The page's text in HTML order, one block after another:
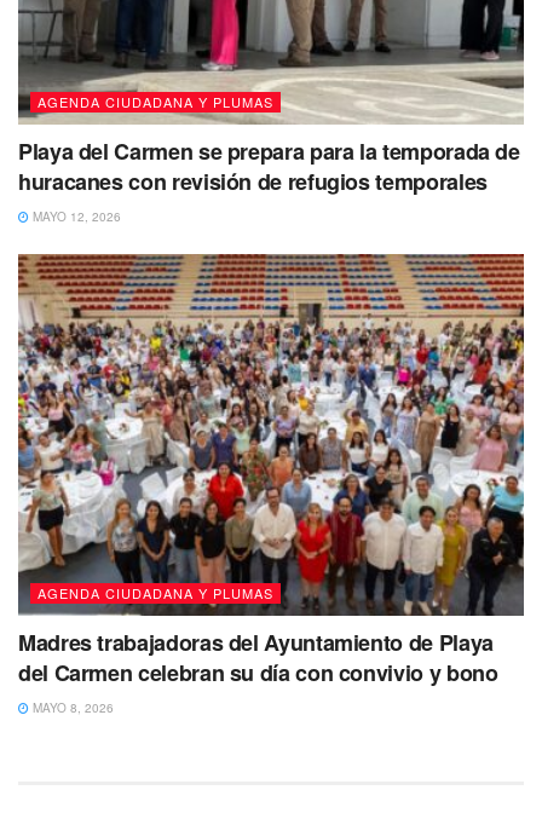
AGENDA CIUDADANA Y PLUMAS
Playa del Carmen se prepara para la temporada de
huracanes con revisión de refugios temporales
MAYO 12, 2026
AGENDA CIUDADANA Y PLUMAS
Madres trabajadoras del Ayuntamiento de Playa
del Carmen celebran su día con convivio y bono
MAYO 8, 2026